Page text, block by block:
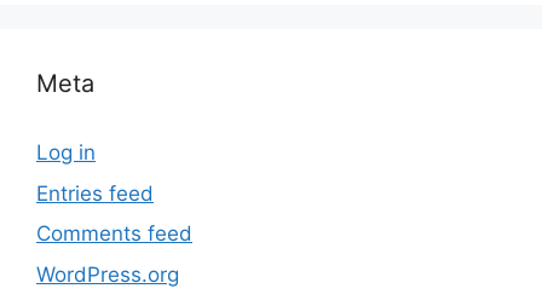
Meta
Log in
Entries feed
Comments feed
WordPress.org